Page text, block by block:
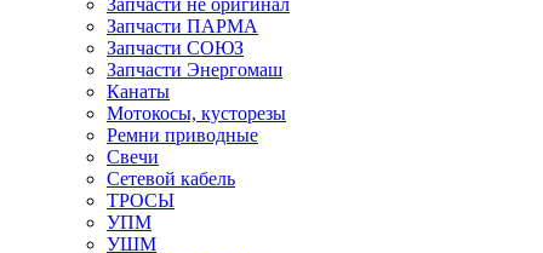
Запчасти не оригинал
Запчасти ПАРМА
Запчасти СОЮЗ
Запчасти Энергомаш
Канаты
Мотокосы, кусторезы
Ремни приводные
Свечи
Сетевой кабель
ТРОСЫ
УПМ
УШМ